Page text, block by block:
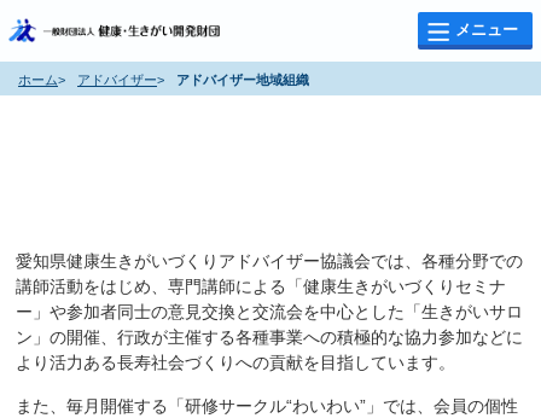
メニュー
ホーム> アドバイザー> アドバイザー地域組織
愛知県健康生きがいづくりアドバイザー協議会では、各種分野での
講師活動をはじめ、専門講師による「健康生きがいづくりセミナ
ー」や参加者同士の意見交換と交流会を中心とした「生きがいサロ
ン」の開催、行政が主催する各種事業への積極的な協力参加などに
より活力ある長寿社会づくりへの貢献を目指しています。
また、毎月開催する「研修サークル“わいわい”」では、会員の個性